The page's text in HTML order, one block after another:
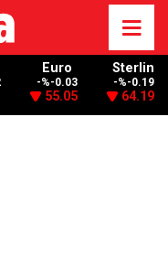
Euro
-%-0.03
55.05
Sterlin
-%-0.19
64.19